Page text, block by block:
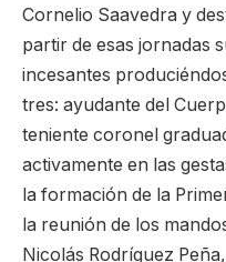
Cornelio Saavedra y
partir de esas jornadas
incesantes
tres: ayudante del
teniente coronel
activamente en las
la formación de la
la reunión de los
Nicolás Rodríguez